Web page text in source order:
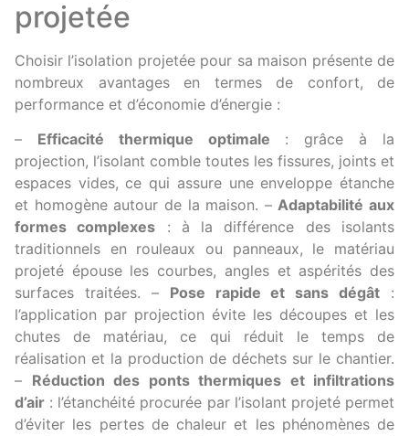
projetée
Choisir l’isolation projetée pour sa maison présente de
nombreux avantages en termes de confort, de
performance et d’économie d’énergie :
– Efficacité thermique optimale : grâce à la
projection, l’isolant comble toutes les fissures, joints et
espaces vides, ce qui assure une enveloppe étanche
et homogène autour de la maison. –Adaptabilité aux
formes complexes : à la différence des isolants
traditionnels en rouleaux ou panneaux, le matériau
projeté épouse les courbes, angles et aspérités des
surfaces traitées. – Pose rapide et sans dégât :
l’application par projection évite les découpes et les
chutes de matériau, ce qui réduit le temps de
réalisation et la production de déchets sur le chantier.
– Réduction des ponts thermiques et infiltrations
d’air : l’étanchéité procurée par l’isolant projeté permet
d’éviter les pertes de chaleur et les phénomènes de